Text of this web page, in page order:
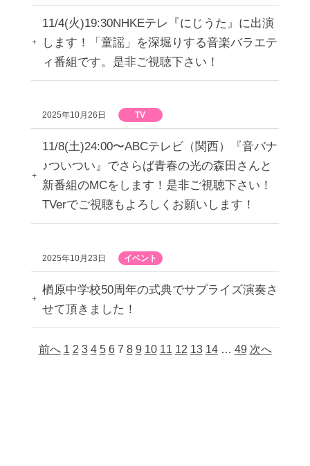
11/4(火)19:30NHKEテレ『にじうた』に出演
します！「童謡」を深堀りする音楽バラエテ
ィ番組です。是非ご視聴下さい！
2025年10月26日 TV
11/8(土)24:00〜ABCテレビ（関西）『音バナ
♪ついつい』でさらば青春の光の森田さんと
新番組のMCをします！是非ご視聴下さい！
TVerでご視聴もよろしくお願いします！
2025年10月23日 イベント
楢原中学校50周年の式典でサプライズ演奏さ
せて頂きました！
前へ 1 2 3 4 5 6 7 8 9 10 11 12 13 14 … 49 次へ